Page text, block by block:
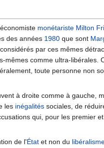
monétariste Milton
des années 1980 que sont
par ces mêmes
mêmes comme ultra-libérales.
toute personne non
à droite comme à gauche,
les inégalités sociales, de
qui, pour les premier
de l'État et non du